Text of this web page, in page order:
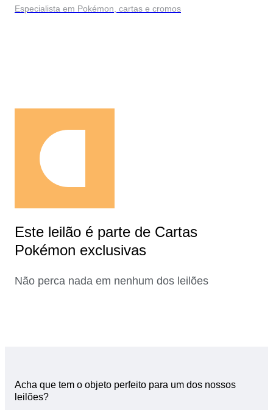
Especialista em Pokémon, cartas e cromos
Este leilão é parte de Cartas
Pokémon exclusivas
Não perca nada em nenhum dos leilões
Acha que tem o objeto perfeito para um dos nossos
leilões?